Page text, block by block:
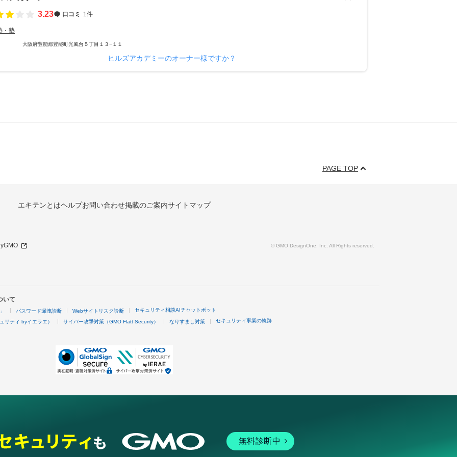
3.23
口コミ 1件
・塾
大阪府豊能郡豊能町光風台５丁目１３−１１
ヒルズアカデミーのオーナー様ですか？
PAGE TOP
エキテンとはヘルプお問い合わせ掲載のご案内サイトマップ
© GMO DesignOne, Inc. All Rights reserved.
いて
パスワード漏洩診断 Webサイトリスク診断 セキュリティ相談AIチャットボット
リティ byイエラエ） サイバー攻撃対策（GMO Flatt Security） なりすまし対策 セキュリティ事業の軌跡
無料診断中